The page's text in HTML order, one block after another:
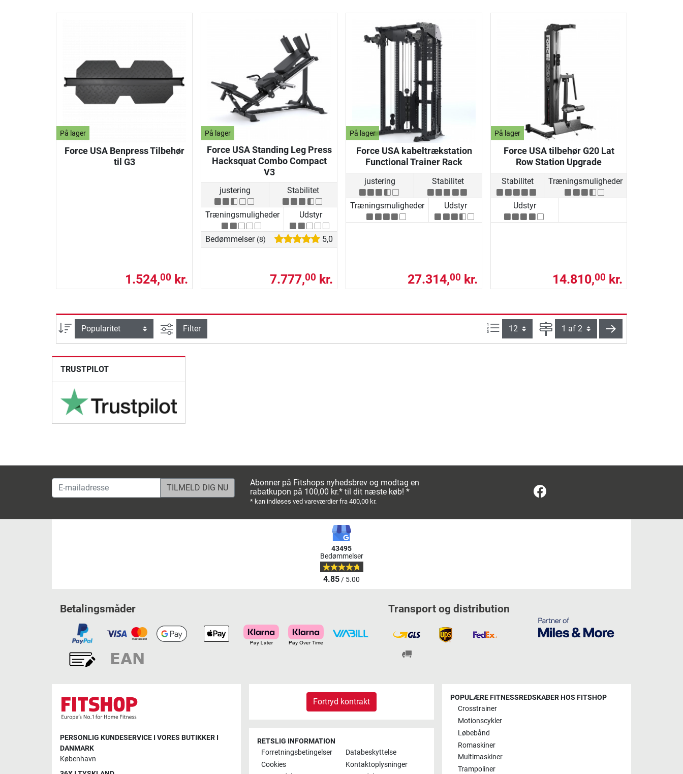
På lager
Force USA Benpress Tilbehør
til G3
1.524,00 kr.
På lager
Force USA Standing Leg Press
Hacksquat Combo Compact
V3
justering Stabilitet
Træningsmuligheder Udstyr
Bedømmelser (8) 5,0
7.777,00 kr.
På lager
Force USA kabeltrækstation
Functional Trainer Rack
justering Stabilitet
Træningsmuligheder Udstyr
27.314,00 kr.
På lager
Force USA tilbehør G20 Lat
Row Station Upgrade
Stabilitet Træningsmuligheder
Udstyr
14.810,00 kr.
sortering Avanceret søgning
Filter Artikel pr. side: Side videre
TRUSTPILOT
E-mailadresse
Abonner på Fitshops nyhedsbrev og modtag en
rabatkupon på 100,00 kr.* til dit næste køb! *
* kan indløses ved vareværdier fra 400,00 kr.
43495
Bedømmelser
4.85/ 5.00
Betalingsmåder Transport og distribution
PERSONLIG KUNDESERVICE I VORES BUTIKKER I
DANMARK
København
Fortryd kontrakt
RETSLIG INFORMATION
Forretningsbetingelser
Databeskyttelse
Cookies
Kontaktoplysninger
POPULÆRE FITNESSREDSKABER HOS FITSHOP
Crosstrainer
Motionscykler
Løbebånd
Romaskiner
Multimaskiner
Trampoliner